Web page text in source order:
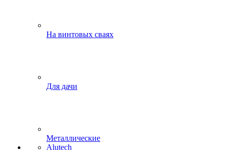
На винтовых сваях
Для дачи
Металлические
Alutech